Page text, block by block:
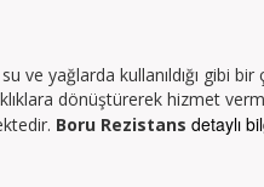
ve yağlarda kullanıldığı gibi
dönüştürerek hizmet
Boru Rezistans detaylı